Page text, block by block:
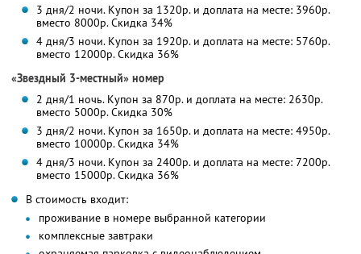
3 дня/2 ночи. Купон за 1320р. и доплата на месте: 3960р.
вместо 8000р.Скидка 34%
4 дня/3 ночи. Купон за 1920р. и доплата на месте: 5760р.
вместо 12000р.Скидка 36%
«Звездный 3-местный» номер
2 дня/1 ночь. Купон за 870р. и доплата на месте: 2630р.
вместо 5000р.Скидка 30%
3 дня/2 ночи. Купон за 1650р. и доплата на месте: 4950р.
вместо 10000р.Скидка 34%
4 дня/3 ночи. Купон за 2400р. и доплата на месте: 7200р.
вместо 15000р.Скидка 36%
В стоимость входит:
проживание в номере выбранной категории
комплексные завтраки